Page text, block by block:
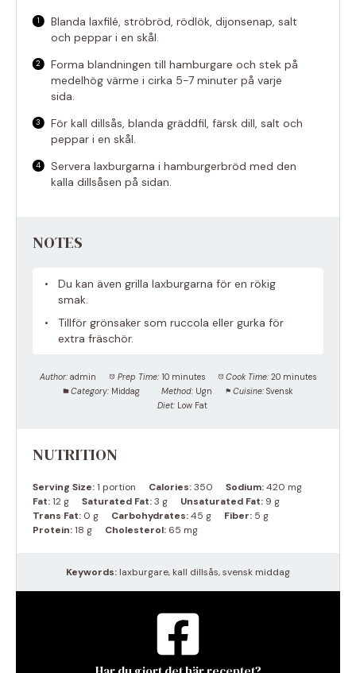
Blanda laxfilé, ströbröd, rödlök, dijonsenap, salt
och peppar i en skål.
Forma blandningen till hamburgare och stek på
medelhög värme i cirka 5-7 minuter på varje
sida.
För kall dillsås, blanda gräddfil, färsk dill, salt och
peppar i en skål.
Servera laxburgarna i hamburgerbröd med den
kalla dillsåsen på sidan.
NOTES
Du kan även grilla laxburgarna för en rökig
smak.
Tillför grönsaker som ruccola eller gurka för
extra fräschör.
Author: admin Prep Time: 10 minutes Cook Time: 20 minutes
Category: Middag Method: Ugn Cuisine: Svensk
Diet: Low Fat
NUTRITION
Serving Size:1 portion Calories:350 Sodium:420 mg
Fat:12 g Saturated Fat:3 g Unsaturated Fat: 9 g
Trans Fat: 0 g Carbohydrates:45 g Fiber: 5 g
Protein:18 g Cholesterol: 65 mg
Keywords: laxburgare, kall dillsås, svensk middag